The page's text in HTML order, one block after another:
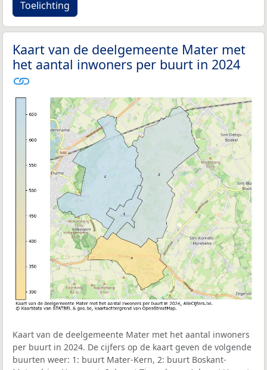
Toelichting
Kaart van de deelgemeente Mater met
het aantal inwoners per buurt in 2024
Kaart van de deelgemeente Mater met het aantal inwoners
per buurt in 2024. De cijfers op de kaart geven de volgende
buurten weer: 1: buurt Mater-Kern, 2: buurt Boskant-